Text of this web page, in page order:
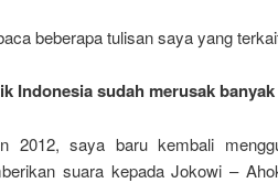
beberapa tulisan saya yang
Indonesia sudah merusak
2012, saya baru kembali
suara kepada Jokowi –